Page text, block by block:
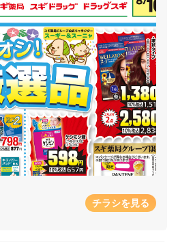
チラシを見る